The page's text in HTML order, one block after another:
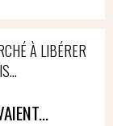
À LIBÉRER